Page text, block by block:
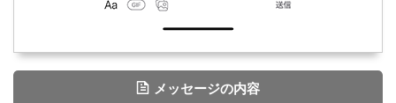
メッセージの内容